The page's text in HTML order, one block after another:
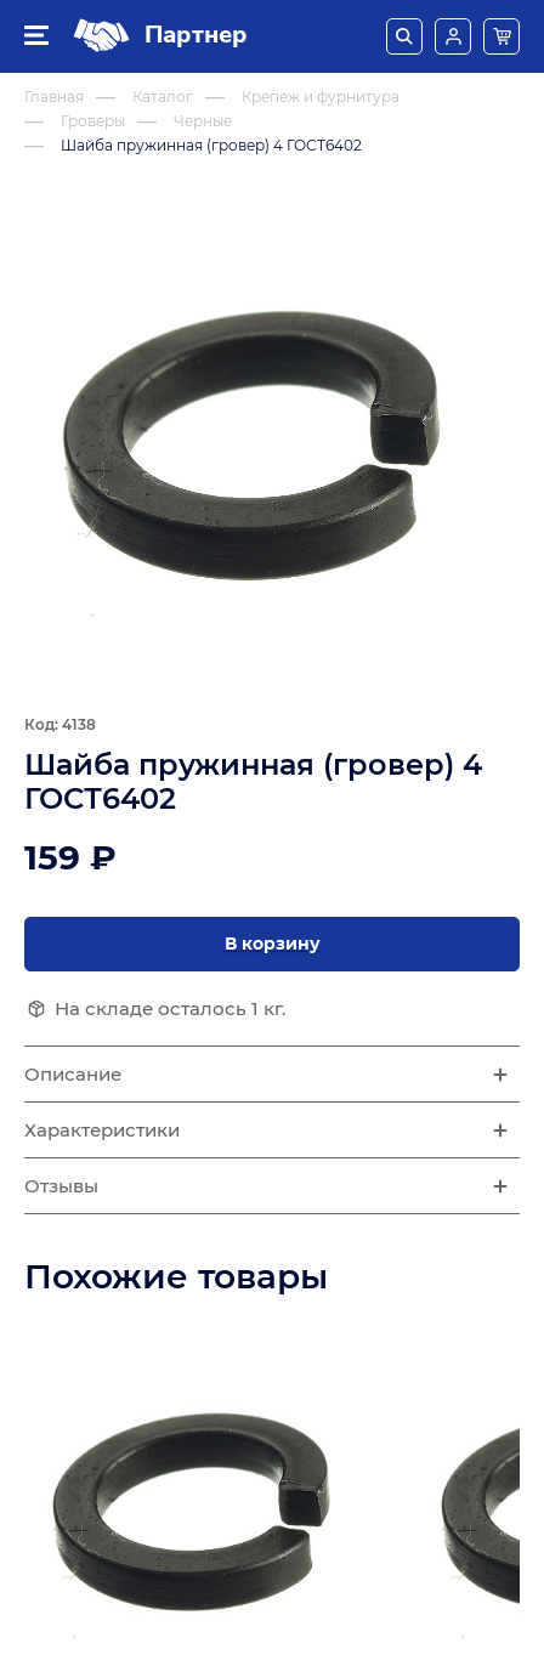
Партнер
Главная Каталог
Крепеж и фурнитура
Гроверы
Черные
Шайба пружинная (гровер) 4 ГОСТ6402
Код: 4138
Шайба пружинная (гровер) 4
ГОСТ6402
159 ₽
В корзину
На складе осталось 1 кг.
Описание
Характеристики
Отзывы
Похожие товары